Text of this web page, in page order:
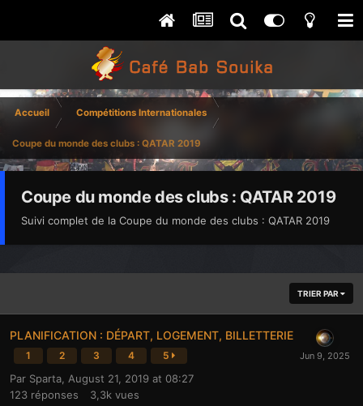
Accueil Compétitions Internationales
Coupe du monde des clubs : QATAR 2019
Coupe du monde des clubs : QATAR 2019
Suivi complet de la Coupe du monde des clubs : QATAR 2019
TRIER PAR
PLANIFICATION : DÉPART, LOGEMENT, BILLETTERIE
1 2 3 4 5
Par Sparta August 21, 2019 at 08:27
123 réponses 3,3k vues